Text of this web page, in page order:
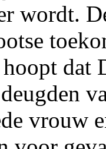
wordt.
dat
vrouw